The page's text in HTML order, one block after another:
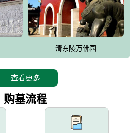
营，使企业的多元化经营项目相互依
盖率达90%。
个；主体建筑金宝塔，墓位容量8万个，
，为客户提供墓碑设计制作服务、特色
清东陵万佛园
查看更多
购墓流程